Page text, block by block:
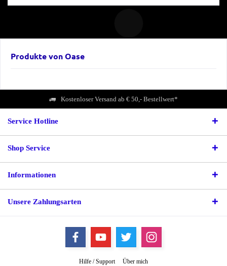
Produkte von Oase
Kostenloser Versand ab € 50,- Bestellwert*
Service Hotline
Shop Service
Informationen
Unsere Zahlungsarten
Hilfe / Support Über mich